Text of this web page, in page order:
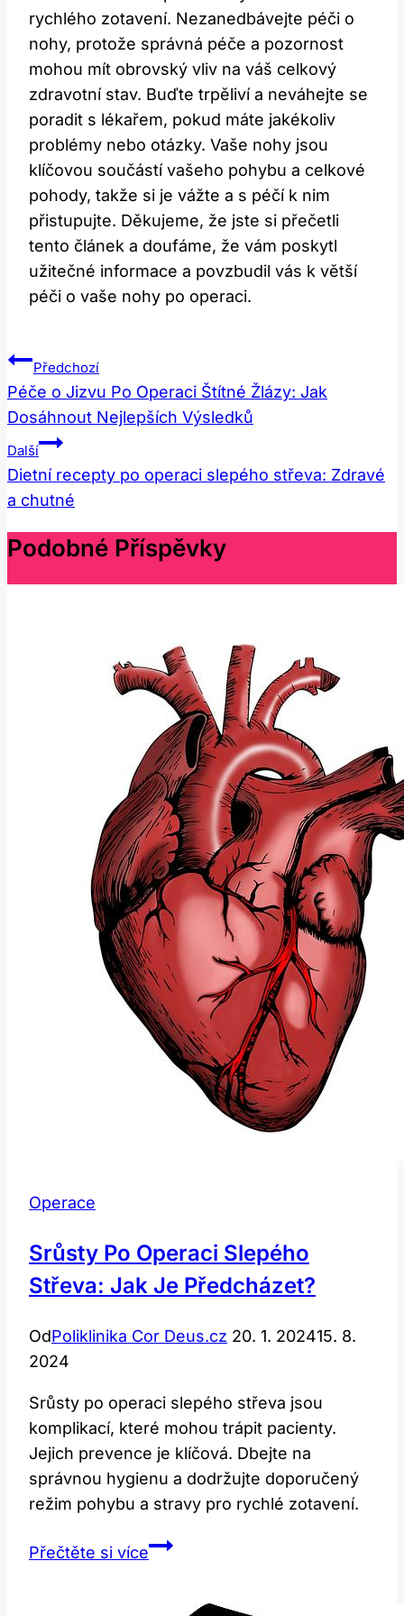
rychlého zotavení. Nezanedbávejte péči o
nohy, protože správná péče a pozornost
mohou mít obrovský vliv na váš celkový
zdravotní stav. Buďte trpěliví a neváhejte se
poradit s lékařem, pokud máte jakékoliv
problémy nebo otázky. Vaše nohy jsou
klíčovou součástí vašeho pohybu a celkové
pohody, takže si je vážte a s péčí k nim
přistupujte. Děkujeme, že jste si přečetli
tento článek a doufáme, že vám poskytl
užitečné informace a povzbudil vás k větší
péči o vaše nohy po operaci.
Navigace
Pro
Příspěvek
Předchozí
Péče o Jizvu Po Operaci Štítné Žlázy: Jak
Dosáhnout Nejlepších Výsledků
Další
Dietní recepty po operaci slepého střeva: Zdravé
a chutné
Podobné Příspěvky
Operace
Srůsty Po Operaci Slepého
Střeva: Jak Je Předcházet?
OdPoliklinika Cor Deus.cz 20. 1. 202415. 8.
2024
Srůsty po operaci slepého střeva jsou
komplikací, které mohou trápit pacienty.
Jejich prevence je klíčová. Dbejte na
správnou hygienu a dodržujte doporučený
režim pohybu a stravy pro rychlé zotavení.
Přečtěte si víceSrůsty